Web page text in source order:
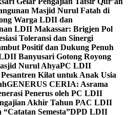
Masjid Nurul Fatah di
Warga LDII dan
LDII Makassar: Brigjen Pol
Toleransi dan Sinergi
Positif dan Dukung Penuh
Banyusari Gotong Royong
Nurul AhyaPC LDII
Kilat untuk Anak Usia
GENERUS CERIA: Asrama
Penerus oleh PC LDII
Akhir Tahun PAC LDII
Semesta”DPD LDII